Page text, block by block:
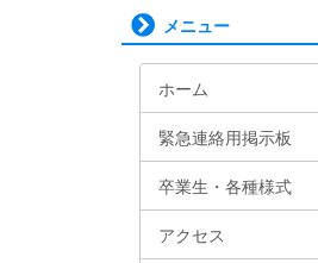
メニュー
ホーム
緊急連絡用掲示板
卒業生・各種様式
アクセス